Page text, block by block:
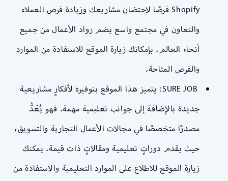
Shopify فرصًا لاحتضان مشاريعك وزيادة فرص العملاء
والتعاون في مجتمع واسع يضم رواد الأعمال من جميع
أنحاء العالم. بإمكانك زيارة الموقع للاستفادة من الموارد
والفرص المتاحة.
SURE JOB: يتميز هذا الموقع بتوفيره لأفكارٍ مشاريعية
جديدة بالإضافة إلى جوانب تعليمية مهمة. فهو يُعَدُّ
مصدرًا متخصصًا في مجالات الأعمال التجارية والتسويق،
حيث يقدم دوراتٍ تعليمية ومقالاتٍ ذات قيمة. يمكنك
زيارة الموقع للاطلاع على الموارد التعليمية والاستفادة من